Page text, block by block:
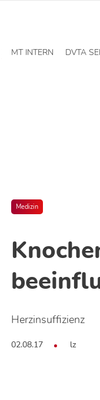
MT INTERN DVTA
Medizin
Herzinsuffizienz
02.08.17 lz